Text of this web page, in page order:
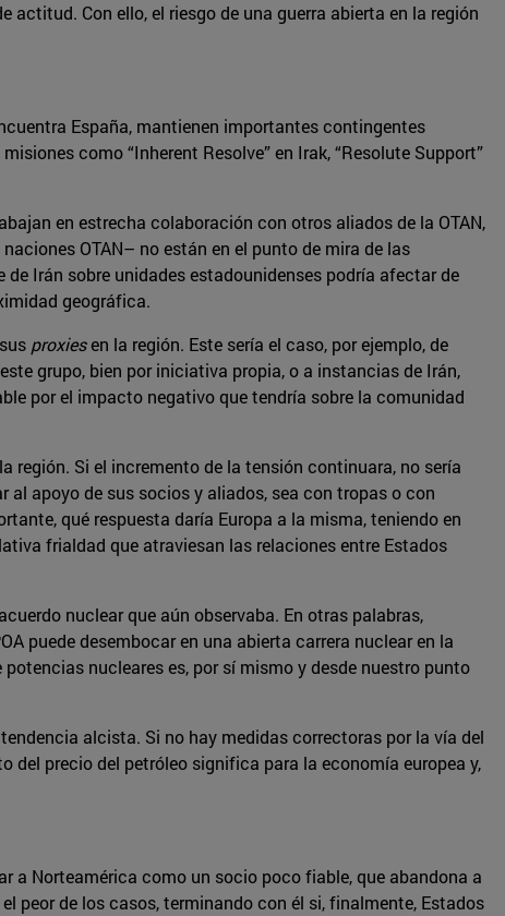
Con ello, el riesgo de una guerra abierta en la región
España, mantienen importantes contingentes
como “Inherent Resolve” en Irak, “Resolute Support”
en estrecha colaboración con otros aliados de la OTAN,
OTAN– no están en el punto de mira de las
Irán sobre unidades estadounidenses podría afectar de
geográfica.
proxiesen la región. Este sería el caso, por ejemplo, de
grupo, bien por iniciativa propia, o a instancias de Irán,
por el impacto negativo que tendría sobre la comunidad
región. Si el incremento de la tensión continuara, no sería
apoyo de sus socios y aliados, sea con tropas o con
qué respuesta daría Europa a la misma, teniendo en
frialdad que atraviesan las relaciones entre Estados
nuclear que aún observaba. En otras palabras,
puede desembocar en una abierta carrera nuclear en la
nucleares es, por sí mismo y desde nuestro punto
alcista. Si no hay medidas correctoras por la vía del
del precio del petróleo significa para la economía europea y,
a Norteamérica como un socio poco fiable, que abandona a
peor de los casos, terminando con él si, finalmente, Estados